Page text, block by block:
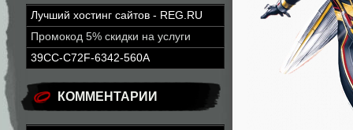
Лучший хостинг сайтов - REG.RU
Промокод 5% скидки на услуги
39CC-C72F-6342-560A
КОММЕНТАРИИ